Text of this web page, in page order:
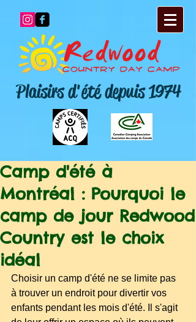
Plaisirs d'été depuis 1974
Camp d'été à
Montréal : Pourquoi le
camp de jour Redwood
Country est le choix
idéal
Choisir un camp d'été ne se limite pas
à trouver un endroit pour divertir vos
enfants pendant les mois d'été. Il s'agit